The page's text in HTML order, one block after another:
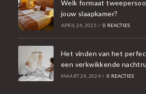
Welk formaat
jouw slaapkamer?
APRIL 24, 2025 / 0 REACTIES
Het vinden van het
een verkwikkende
MAART 24, 2024 / 0 REACTIES